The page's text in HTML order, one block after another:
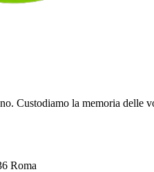
Custodiamo la memoria delle
Roma